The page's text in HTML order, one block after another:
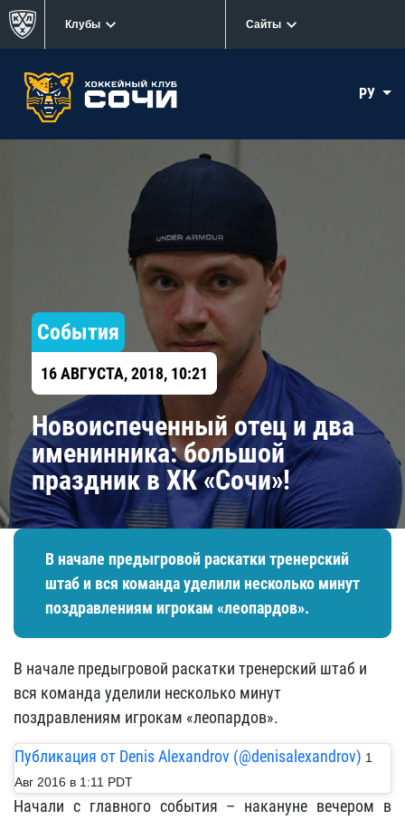
Клубы Сайты
РУ
События
16 АВГУСТА, 2018, 10:21
Новоиспеченный отец и два
именинника: большой
праздник в ХК «Сочи»!
В начале предыгровой раскатки тренерский
штаб и вся команда уделили несколько минут
поздравлениям игрокам «леопардов».
В начале предыгровой раскатки тренерский штаб и
вся команда уделили несколько минут
поздравлениям игрокам «леопардов».
Публикация от Denis Alexandrov (@denisalexandrov) 1
Авг 2016 в 1:11 PDT
Начали с главного события – накануне вечером в